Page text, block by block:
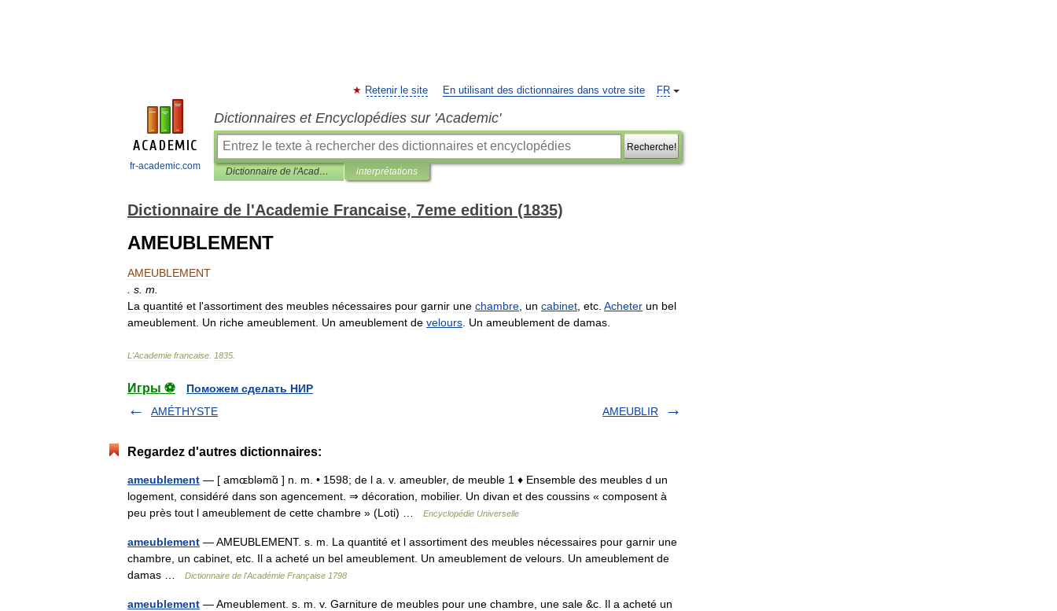
fr-academic.com
FR
Retenir le site En utilisant des dictionnaires dans votre site
Dictionnaires et Encyclopédies sur 'Academic'
Recherche!
Dictionnaire de l'Academie Francaise, 7eme edition (1835) interprétations
Dictionnaire de l'Academie Francaise, 7eme edition (1835)
AMEUBLEMENT
AMEUBLEMENT
s m
La quantité et l'assortiment des meubles nécessaires pour garnir une chambre un cabinet etc Acheter un bel
ameublement Un riche ameublement Un ameublement de velours Un ameublement de damas
L 'Academie francaise 1835
Игры ⚽
Поможем сделать НИР
AMÉTHYSTE
AMEUBLIR
Regardez d'autres dictionnaires:
ameublement — [ amɶbləmɑ̃ ] n. m. • 1598; de l a. v. ameubler, de meuble 1 ♦ Ensemble des meubles d un
logement, considéré dans son agencement. ⇒ décoration, mobilier. Un divan et des coussins « composent à
peu près tout l ameublement de cette chambre » (Loti) …
Encyclopédie Universelle
ameublement — AMEUBLEMENT. s. m. La quantité et l assortiment des meubles nécessaires pour garnir une
chambre, un cabinet, etc. Il a acheté un bel ameublement. Un ameublement de velours. Un ameublement de
damas …
Dictionnaire de l'Académie Française 1798
ameublement — Ameublement. s. m. v. Garniture de meubles pour une chambre, une sale &c. Il a acheté un